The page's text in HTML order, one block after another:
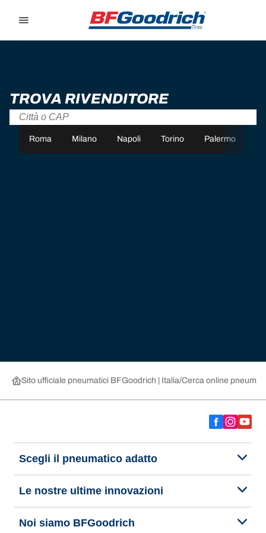
TROVA RIVENDITORE
Roma Milano Napoli Torino Palermo
Sito ufficiale pneumatici BFGoodrich | Italia Cerca online
Scegli il pneumatico adatto
Le nostre ultime innovazioni
Noi siamo BFGoodrich